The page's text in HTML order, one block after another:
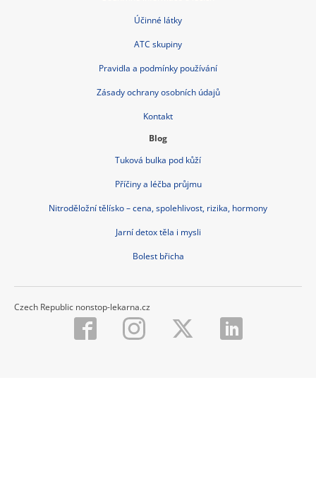
Účinné látky
ATC skupiny
Pravidla a podmínky používání
Zásady ochrany osobních údajů
Kontakt
Blog
Tuková bulka pod kůží
Příčiny a léčba průjmu
Nitroděložní tělísko – cena, spolehlivost, rizika, hormony
Jarní detox těla i mysli
Bolest břicha
Czech Republic nonstop-lekarna.cz